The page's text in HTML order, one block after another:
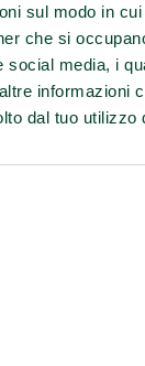
sul modo in
che si
social media, i
informazioni
dal tuo utilizzo
aree-
della-